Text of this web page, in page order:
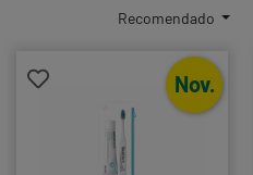
Recomendado
Nov.